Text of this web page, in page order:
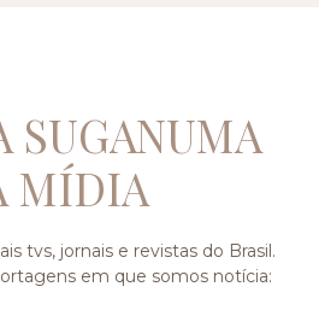
SUGANUMA
MÍDIA
tvs, jornais e revistas do Brasil.
em que somos notícia: